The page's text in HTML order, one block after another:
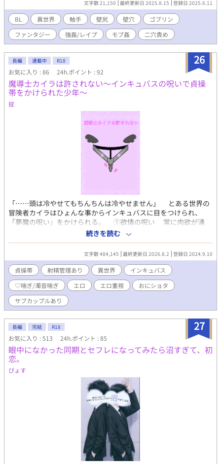
ＢＬ短編 『淫靡な蟲の精霊は飲んだくれ冒険者の種をジュルジュ
ルと飲み尽くしたい』→執着溺愛蟲姦ロマンスＢＬ中編。 ※ネッ
ト公開版 2.1万字強 全２０話 ※電子書籍販売中。約2.8万字、
91ぺージ。ネット公開版にゴブリンにより強制イマラチオ凌辱、
人間の男による初めての中イキや挿れられながらの射精、触手に
よる尿道姦等のシーンを加筆しました。 壁穴、壁尻、中出し、潮
吹き、指姦、触手姦、ゴブリン姦、強姦、レイプ、人外、結腸攻
め、連続絶頂、尿道攻め、快楽堕ち、絶倫触手、イマラチオ、精
液塗れ、スパンキング、四穴同時（尻・尿道・口・耳） Booth
https://kisaraginoshion.booth.pm/items/7427265 DLsite
https://www.dlsite.com/bl/work/=/product_id/RJ01471685.html
などで検索。気に入ってくださった方は是非検討してくださると
嬉しいです。 https://kisaragishion.fanbox.cc/ 如月紫苑の
Fanboxです。是非無料登録をどうぞ。新作や書籍化情報の等の近
況やリアルタイムでの作品についてよく呟いています。
文字数 21,150 最終更新日 2025.8.15 登録日 2025.6.11
BL 異世界 触手 壁尻 壁穴
ゴブリン
ファンタジー
強姦/レイプ モブ姦 二穴責め
26
長編 連載中 R18
お気に入り : 86 24h.ポイント : 92
魔導士カイラは許されない〜インキュバスの呪いで貞操
帯をかけられた少年〜
掟
「……頭は冷やせてもちんちんは冷やせません」 とある世界の
冒険者カイラはひょんな事からインキュバスに目をつけられ、
「夢魔の呪い」をかけられる。 ①欲情の呪い 常に肉欲が湧
き、別の者の体を求めるようになる呪い。対象者が男であれば、
精子が作られる量が通常の倍になる。 ②自慰封印の呪い 自分を
慰める事ができなくなる呪い。自分で性器に触れても絶頂に至る
事も射精もできず、自らの欲望を掻き立てるのみ。 ③混沌の呪い
自分の周りにいる者の劣情を掻き立てる呪い。その効果は耐性
が無い者ほどよく効く。 そして、これらの呪いと共に「夢魔の
貞操帯」を装着されてしまった。 カイラは夢魔の呪いに抗おう
とするが、襲い来る劣情に我慢できなくなり…… 射精管理され
て苦しむ姿が見たい… 様々なカップルを見て楽しみたい… 攻
薦めたい！ ＊ゆったりと更新したいと考えております ＊性的表現
が大半を占めるBL（ボーイズラブ）作品ですので、苦手な方はご
注意ください ＊所々でご都合主義の展開となってしまうかもしれ
ません。ご了承ください ＊受けが攻め、攻めが受けへ変わる事も
あります。苦手な方はご注意ください ＊元ネタは私が別で書いて
いるダークファンタジーなので雰囲気はほんのり暗めです ＊説明
の内容を変えると思いますので、定期的に見ていただければ幸い
です 以下、現在含む要素です 貞操帯、貞操具、射精管理、自慰、
インキュバス、言葉攻め、兜合わせ、手コキ、エアセックス、リ
バ、強姦、精飲、植物姦、潮吹き、フェラ、素股、SM、女装、
鏡、キスマーク、お尻の開発、不貞、セックスしないと出られな
い部屋、ディルド作成、初夜失敗、女性用下着、養父、二輪差
し、3P、射精禁止、焦らし、擬似オナ二ー、寸止め、遠隔バイ
続きを読む
文字数 484,145 最終更新日 2026.8.2 登録日 2024.9.10
貞操帯 射精管理あり 異世界
インキュバス
♡喘ぎ/濁音喘ぎ
エロ エロ重視
おにショタ
サブカップルあり
27
長編 完結 R18
お気に入り : 513 24h.ポイント : 85
眼中になかった同期とセフレになってみたら沼すぎて、初
恋。
ぴょす